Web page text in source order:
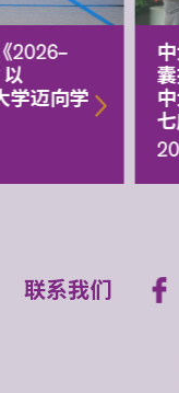
2026‒
学迈向学
联系我们